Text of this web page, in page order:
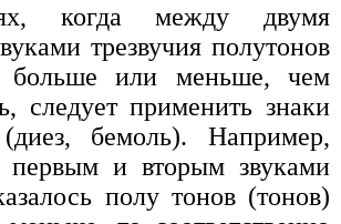
когда между двумя
трезвучия полутонов
больше или меньше, чем
следует применить знаки
(диез, бемоль). Например,
и вторым звуками
полу тонов (тонов)